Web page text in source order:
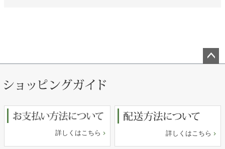
詳しくはこちら 詳しくはこちら